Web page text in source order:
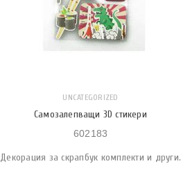
UNCATEGORIZED
Самозалепващи 3D стикери
602183
Декорация за скрапбук комплекти и други.